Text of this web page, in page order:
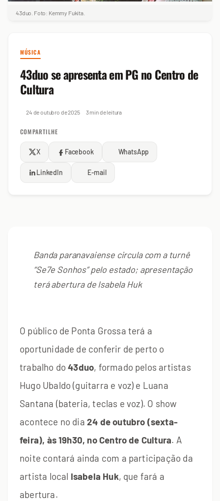
43duo. Foto: Kemmy Fukita.
MÚSICA
43duo se apresenta em PG no Centro de
Cultura
24 de outubro de 2025 3 min de leitura
COMPARTILHE
X Facebook WhatsApp
LinkedIn E-mail
Banda paranavaiense circula com a turnê
“Se7e Sonhos” pelo estado; apresentação
terá abertura de Isabela Huk
O público de Ponta Grossa terá a
oportunidade de conferir de perto o
trabalho do 43duo, formado pelos artistas
Hugo Ubaldo (guitarra e voz) e Luana
Santana (bateria, teclas e voz). O show
acontece no dia24 de outubro (sexta-
feira), às 19h30, no Centro de Cultura. A
noite contará ainda com a participação da
artista local Isabela Huk, que fará a
abertura.